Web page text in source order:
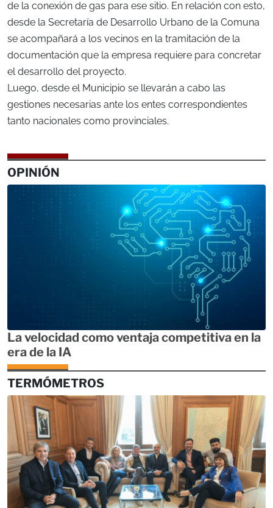
de la conexión de gas para ese sitio. En relación con esto,
desde la Secretaría de Desarrollo Urbano de la Comuna
se acompañará a los vecinos en la tramitación de la
documentación que la empresa requiere para concretar
el desarrollo del proyecto.
Luego, desde el Municipio se llevarán a cabo las
gestiones necesarias ante los entes correspondientes
tanto nacionales como provinciales.
OPINIÓN
La velocidad como ventaja competitiva en la
era de la IA
TERMÓMETROS